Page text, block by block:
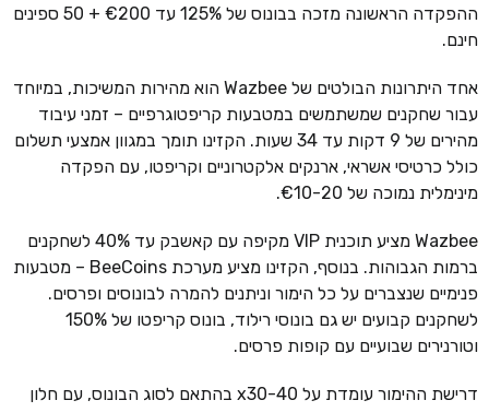
ההפקדה הראשונה מזכה בבונוס של 125% עד €200 + 50 ספינים
חינם.
אחד היתרונות הבולטים של Wazbee הוא מהירות המשיכות, במיוחד
עבור שחקנים שמשתמשים במטבעות קריפטוגרפיים – זמני עיבוד
מהירים של 9 דקות עד 34 שעות. הקזינו תומך במגוון אמצעי תשלום
כולל כרטיסי אשראי, ארנקים אלקטרוניים וקריפטו, עם הפקדה
מינימלית נמוכה של €10-20.
Wazbee מציע תוכנית VIP מקיפה עם קאשבק עד 40% לשחקנים
ברמות הגבוהות. בנוסף, הקזינו מציע מערכת BeeCoins – מטבעות
פנימיים שנצברים על כל הימור וניתנים להמרה לבונוסים ופרסים.
לשחקנים קבועים יש גם בונוסי רילוד, בונוס קריפטו של 150%
וטורנירים שבועיים עם קופות פרסים.
דרישת ההימור עומדת על x30-40 בהתאם לסוג הבונוס, עם חלון